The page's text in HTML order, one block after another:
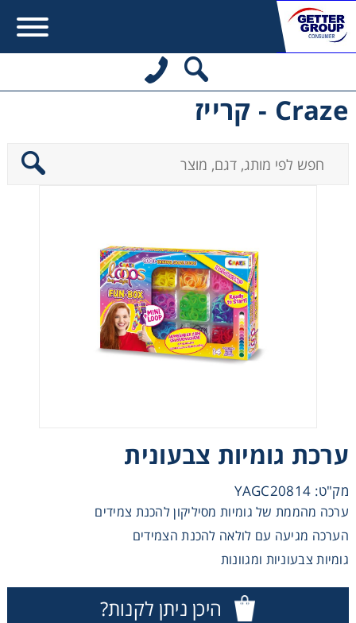
Craze - קרייז
ערכת גומיות צבעונית
מק"ט: YAGC20814
ערכה מהממת של גומיות מסיליקון להכנת צמידים
הערכה מגיעה עם לולאה להכנת הצמידים
גומיות צבעוניות ומגוונות
היכן ניתן לקנות?
Contact form not found.
מעונין לקבל הצעת מחיר או מידע עבור:
משחקים לבנים
משחקים להתפתחות תינוקות
מכוניות משחק
ריהוט לילדים